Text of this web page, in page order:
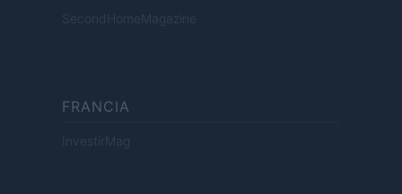
SecondHomeMagazine
FRANCIA
InvestirMag